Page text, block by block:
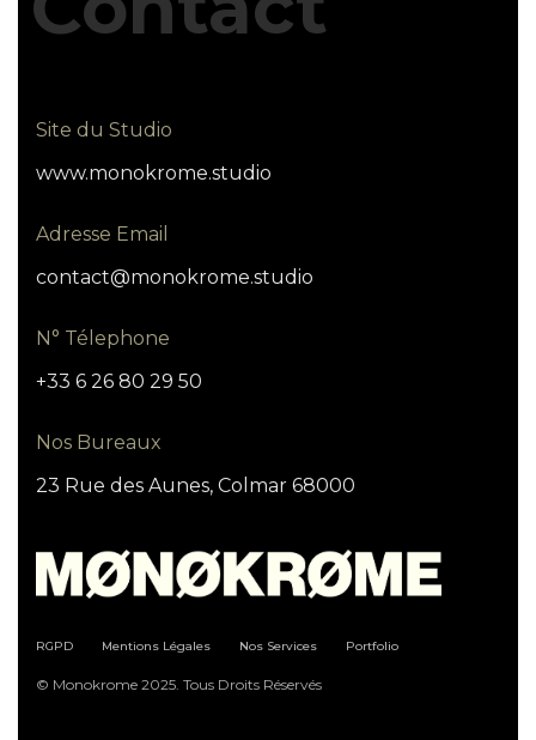
Site du Studio
www.monokrome.studio
Adresse Email
contact@monokrome.studio
N° Télephone
+33 6 26 80 29 50
Nos Bureaux
23 Rue des Aunes, Colmar 68000
RGPD Mentions Légales Nos Services Portfolio
© Monokrome 2025. Tous Droits Réservés